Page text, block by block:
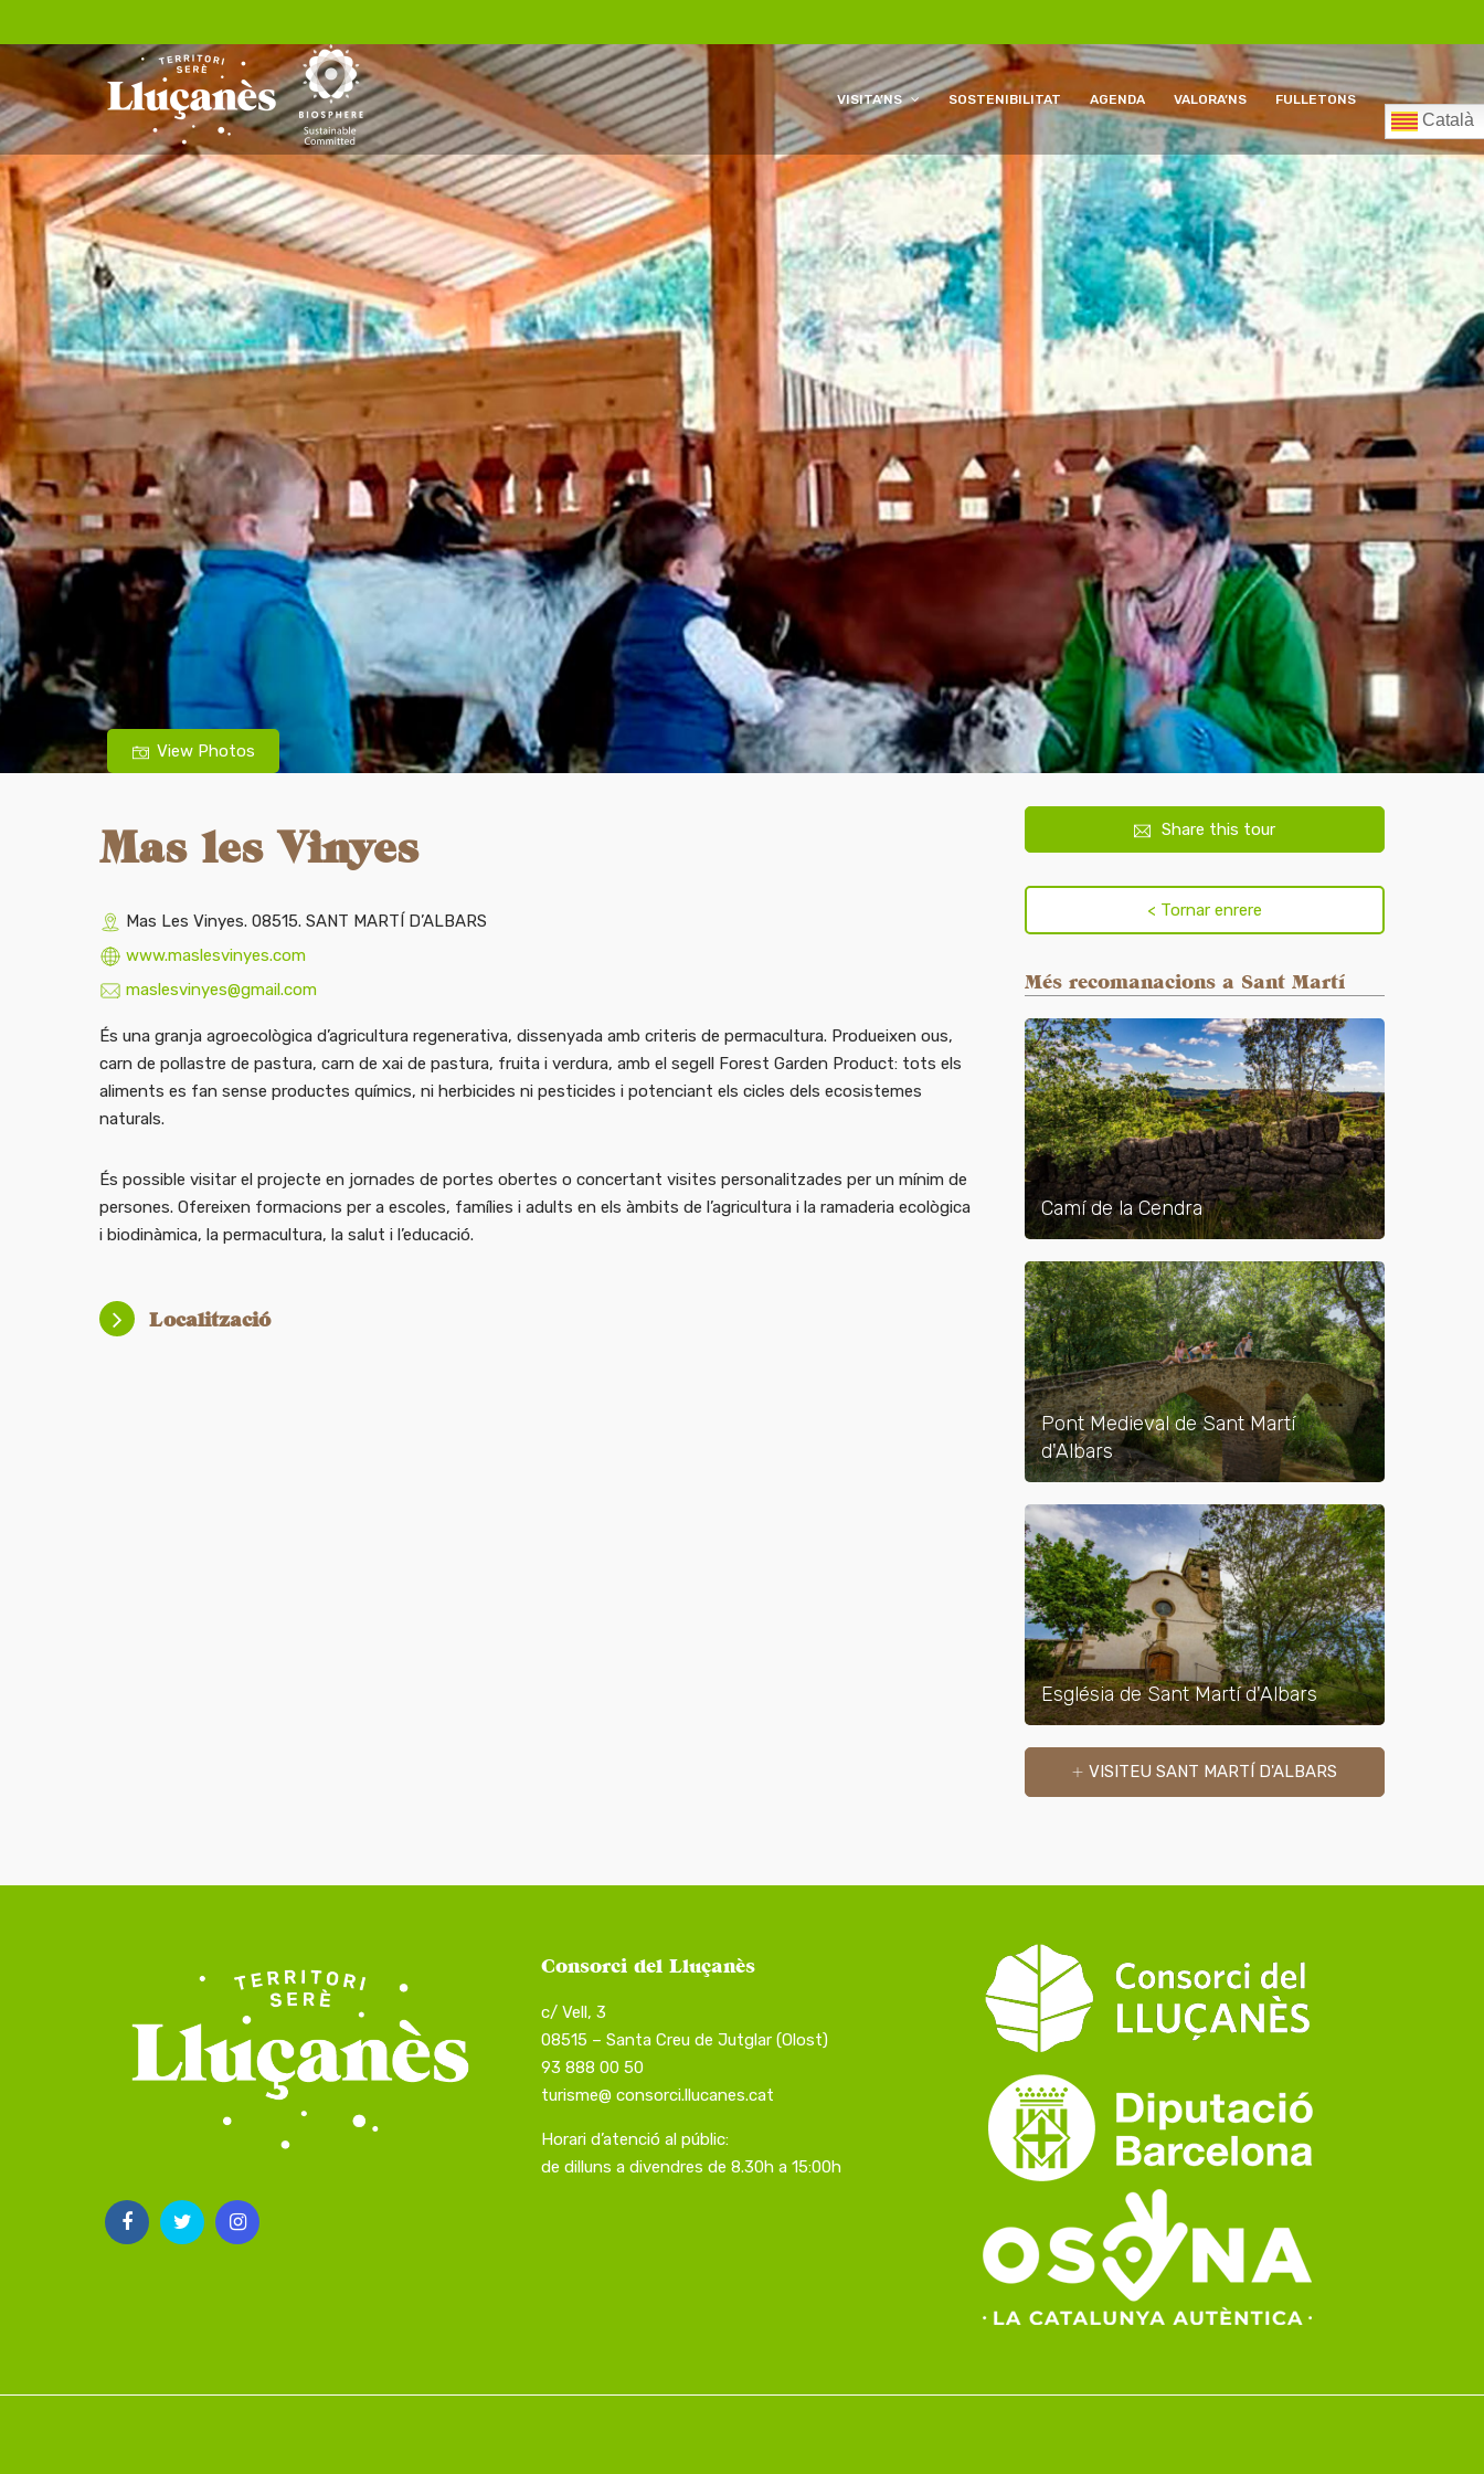
VISITA’NS SOSTENIBILITAT AGENDA VALORA’NS FULLETONS
Català
View Photos
Mas les Vinyes
Mas Les Vinyes. 08515. SANT MARTÍ D’ALBARS
www.maslesvinyes.com
maslesvinyes@gmail.com
És una granja agroecològica d’agricultura regenerativa, dissenyada amb criteris de permacultura. Produeixen ous,
carn de pollastre de pastura, carn de xai de pastura, fruita i verdura, amb el segell Forest Garden Product: tots els
aliments es fan sense productes químics, ni herbicides ni pesticides i potenciant els cicles dels ecosistemes
naturals.
És possible visitar el projecte en jornades de portes obertes o concertant visites personalitzades per un mínim de
persones. Ofereixen formacions per a escoles, famílies i adults en els àmbits de l’agricultura i la ramaderia ecològica
i biodinàmica, la permacultura, la salut i l’educació.
Localització
Share this tour
Més recomanacions a Sant Martí
Camí de la Cendra
Pont Medieval de Sant Martí
d'Albars
Església de Sant Martí d'Albars
VISITEU SANT MARTÍ D'ALBARS
Consorci del Lluçanès
c/ Vell, 3
08515 – Santa Creu de Jutglar (Olost)
93 888 00 50
turisme@ consorci.llucanes.cat
Horari d’atenció al públic:
de dilluns a divendres de 8.30h a 15:00h